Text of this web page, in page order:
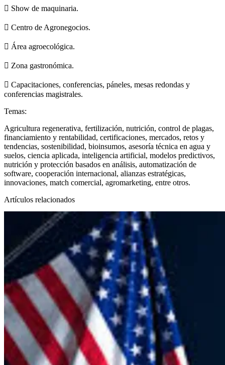
 Show de maquinaria.
 Centro de Agronegocios.
 Área agroecológica.
 Zona gastronómica.
 Capacitaciones, conferencias, páneles, mesas redondas y
conferencias magistrales.
Temas:
Agricultura regenerativa, fertilización, nutrición, control de plagas,
financiamiento y rentabilidad, certificaciones, mercados, retos y
tendencias, sostenibilidad, bioinsumos, asesoría técnica en agua y
suelos, ciencia aplicada, inteligencia artificial, modelos predictivos,
nutrición y protección basados en análisis, automatización de
software, cooperación internacional, alianzas estratégicas,
innovaciones, match comercial, agromarketing, entre otros.
Artículos relacionados